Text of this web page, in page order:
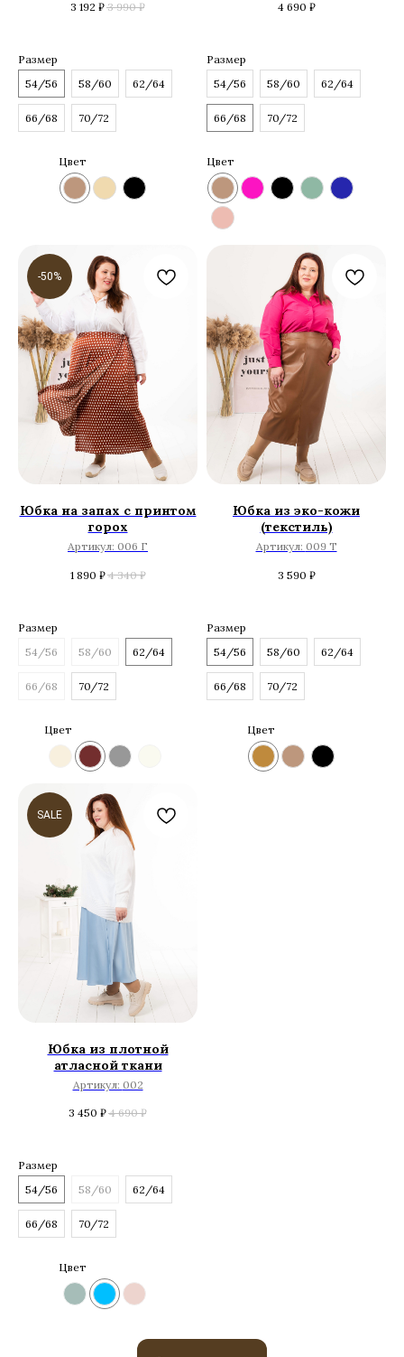
3 192 ₽ 3 990 ₽
Размер
54/56
58/60 62/64
66/68 70/72
Цвет
4 690 ₽
Размер
54/56
58/60 62/64
66/68 70/72
Цвет
-50%
Юбка на запах с принтом
горох
Артикул: 006 Г
1 890 ₽ 4 340 ₽
Размер
54/56
58/60 62/64
66/68 70/72
Цвет
Юбка из эко-кожи
(текстиль)
Артикул: 009 Т
3 590 ₽
Размер
54/56
58/60 62/64
66/68 70/72
Цвет
SALE
Юбка из плотной
атласной ткани
Артикул: 002
3 450 ₽ 4 690 ₽
Размер
54/56
58/60 62/64
66/68 70/72
Цвет